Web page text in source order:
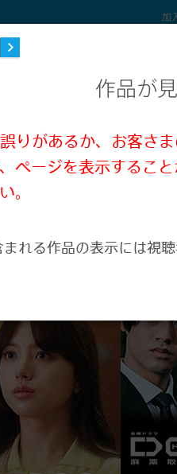
加
作品が
りがあるか、お客さ
ページを表示するこ
。
れる作品の表示には視